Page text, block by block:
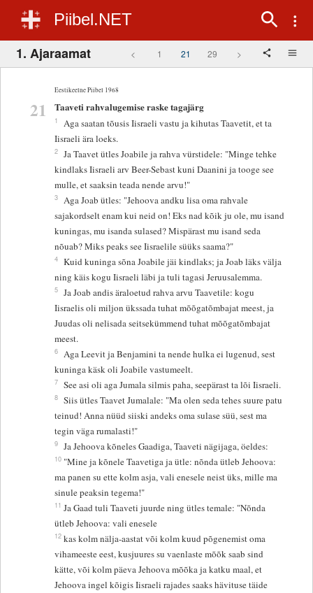
Piibel.NET
1. Ajaraamat < 1 21 29 >
Eestikeelne Piibel 1968
21 Taaveti rahvalugemise raske tagajärg
1
Aga saatan tõusis Iisraeli vastu ja kihutas Taavetit, et ta
Iisraeli ära loeks.
2 Ja Taavet ütles Joabile ja rahva vürstidele: "Minge tehke
kindlaks Iisraeli arv Beer-Sebast kuni Daanini ja tooge see
mulle, et saaksin teada nende arvu!"
3 Aga Joab ütles: "Jehoova andku lisa oma rahvale
sajakordselt enam kui neid on! Eks nad kõik ju ole, mu isand
kuningas, mu isanda sulased? Mispärast mu isand seda
nõuab? Miks peaks see Iisraelile süüks saama?"
4 Kuid kuninga sõna Joabile jäi kindlaks; ja Joab läks välja
ning käis kogu Iisraeli läbi ja tuli tagasi Jeruusalemma.
5 Ja Joab andis äraloetud rahva arvu Taavetile: kogu
Iisraelis oli miljon ükssada tuhat mõõgatõmbajat meest, ja
Juudas oli nelisada seitsekümmend tuhat mõõgatõmbajat
meest.
6 Aga Leevit ja Benjamini ta nende hulka ei lugenud, sest
kuninga käsk oli Joabile vastumeelt.
7 See asi oli aga Jumala silmis paha, seepärast ta lõi Iisraeli.
8 Siis ütles Taavet Jumalale: "Ma olen seda tehes suure patu
teinud! Anna nüüd siiski andeks oma sulase süü, sest ma
tegin väga rumalasti!"
9 Ja Jehoova kõneles Gaadiga, Taaveti nägijaga, öeldes:
10 "Mine ja kõnele Taavetiga ja ütle: nõnda ütleb Jehoova:
ma panen su ette kolm asja, vali enesele neist üks, mille ma
sinule peaksin tegema!"
11 Ja Gaad tuli Taaveti juurde ning ütles temale: "Nõnda
ütleb Jehoova: vali enesele
12 kas kolm nälja-aastat või kolm kuud põgenemist oma
vihameeste eest, kusjuures su vaenlaste mõõk saab sind
kätte, või kolm päeva Jehoova mõõka ja katku maal, et
Jehoova ingel kõigis Iisraeli rajades saaks hävituse täide